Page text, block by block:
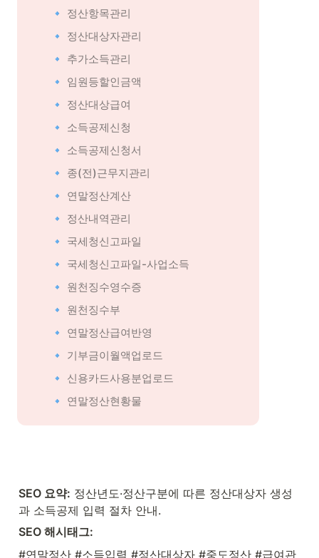
🔹 정산항목관리
🔹 정산대상자관리
🔹 추가소득관리
🔹 임원등할인금액
🔹 정산대상급여
🔹 소득공제신청
🔹 소득공제신청서
🔹 종(전)근무지관리
🔹 연말정산계산
🔹 정산내역관리
🔹 국세청신고파일
🔹 국세청신고파일-사업소득
🔹 원천징수영수증
🔹 원천징수부
🔹 연말정산급여반영
🔹 기부금이월액업로드
🔹 신용카드사용분업로드
🔹 연말정산현황물
SEO 요약: 정산년도·정산구분에 따른 정산대상자 생성
과 소득공제 입력 절차 안내.
SEO 해시태그:
#연말정산 #소득입력 #정산대상자 #중도정산 #급여관